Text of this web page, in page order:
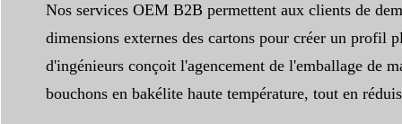
Nos services OEM B2B permettent aux clients de
dimensions externes des cartons pour créer un profil
d'ingénieurs conçoit l'agencement de l'emballage de
bouchons en bakélite haute température, tout en